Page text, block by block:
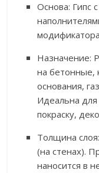
Основа: Гипс
Назначение:
на бетонные,
основания,
Идеальна для
покраску,
Толщина
(на стенах).
наносится в